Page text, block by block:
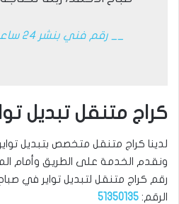
__ رقم فني بنشر 24 ساعة في صباح الأحمد:
كراج متنقل تبديل
لدينا كراج متنقل متخصص بتبديل
ونقدم الخدمة على الطريق وأمام
رقم كراج متنقل لتبديل تواير في
الرقم: 51350135